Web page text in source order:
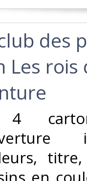
des
Les rois